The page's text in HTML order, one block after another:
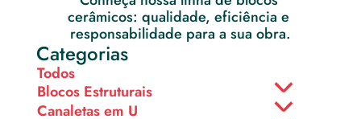
cerâmicos: qualidade, eficiência e
responsabilidade para a sua obra.
Categorias
Todos
Blocos Estruturais
Canaletas em U